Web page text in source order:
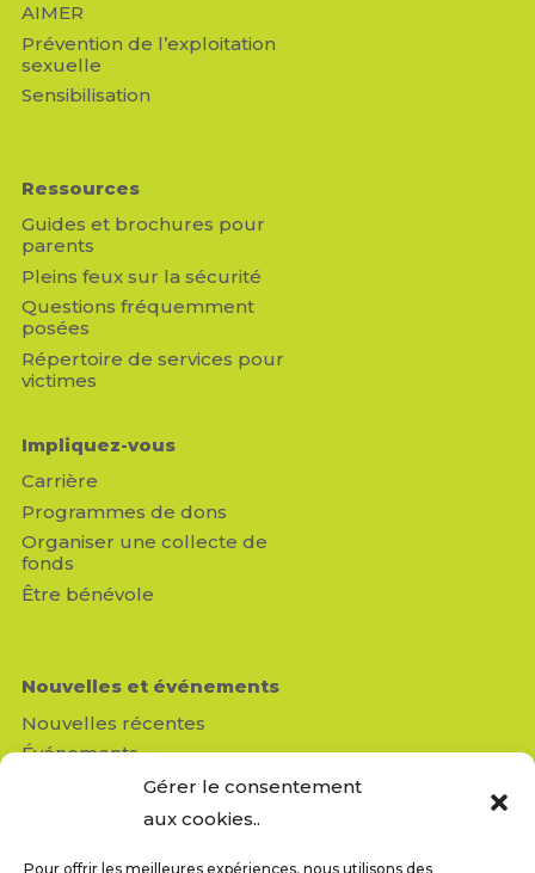
Gérer le consentement
aux cookies..
Pour offrir les meilleures expériences, nous utilisons des
AIMER
Prévention de l’exploitation
sexuelle
Sensibilisation
Ressources
Guides et brochures pour
parents
Pleins feux sur la sécurité
Questions fréquemment
posées
Répertoire de services pour
victimes
Impliquez-vous
Carrière
Programmes de dons
Organiser une collecte de
fonds
Être bénévole
Nouvelles et événements
Nouvelles récentes
Événements
Revue de presse